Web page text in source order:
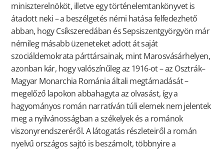
miniszterelnököt, illetve egy történelemtankönyvet is
átadott neki – a beszélgetés némi hatása felfedezhető
abban, hogy Csíkszeredában és Sepsiszentgyörgyön már
némileg másabb üzeneteket adott át saját
szociáldemokrata párttársainak, mint Marosvásárhelyen,
azonban kár, hogy valószínűleg az 1916-ot – az Osztrák–
Magyar Monarchia Románia általi megtámadását –
megelőző lapokon abbahagyta az olvasást, így a
hagyományos román narratíván túli elemek nem jelentek
meg a nyilvánosságban a székelyek és a románok
viszonyrendszeréről. A látogatás részleteiről a román
nyelvű országos sajtó is beszámolt, többnyire a